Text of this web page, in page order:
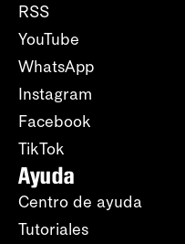
RSS
YouTube
WhatsApp
Instagram
Facebook
TikTok
Ayuda
Centro de ayuda
Tutoriales